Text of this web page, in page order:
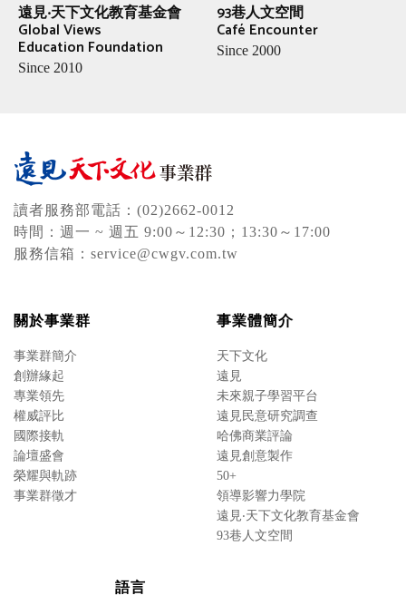
遠見‧天下文化教育基金會
Global Views
Education Foundation
Since 2010
93巷人文空間
Café Encounter
Since 2000
讀者服務部電話：(02)2662-0012
時間：週一 ~ 週五 9:00～12:30；13:30～17:00
服務信箱：service@cwgv.com.tw
關於事業群
事業群簡介
創辦緣起
專業領先
權威評比
國際接軌
論壇盛會
榮耀與軌跡
事業群徵才
事業體簡介
天下文化
遠見
未來親子學習平台
遠見民意研究調查
哈佛商業評論
遠見創意製作
50+
領導影響力學院
遠見‧天下文化教育基金會
93巷人文空間
語言